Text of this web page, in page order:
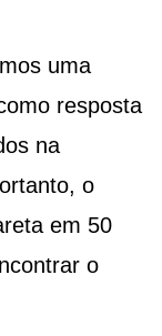
uma
resposta
​​na
o
em 50
o